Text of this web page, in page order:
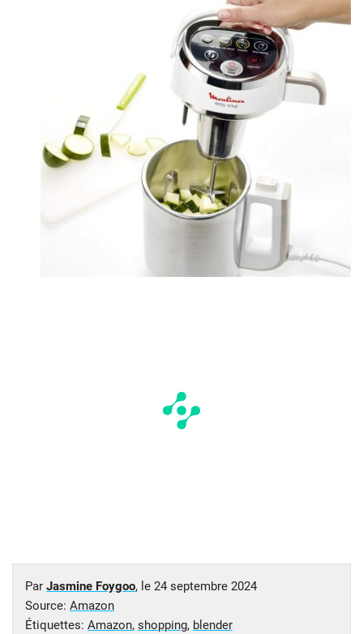
Par Jasmine Foygoo, le 24 septembre 2024
Source: Amazon
Étiquettes: Amazon, shopping, blender